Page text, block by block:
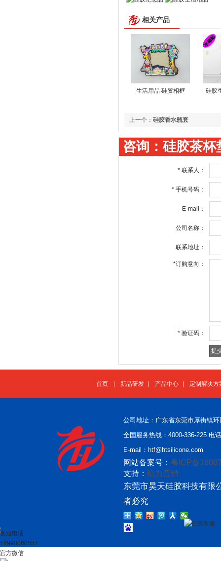
相关产品
生活用品 硅胶相框 硅胶
上一个： 硅胶香水瓶套
咨询：硅胶茶杯
* 联系人：
* 手机号码：
E-mail：
公司名称：
联系地址：
*订购意向：
* 验证码：
首页 新品研发 产品中心 定制解决方
公司地址：广东省东莞市厚街镇
全国服务热线：4000-336-225 电
E-mail：htf@htsilicone.com
网站备案号： 粤ICP备
支持： 给力营销
东莞市昊天硅胶科技有限
者必究
在线客服
客服电话
18998060557
官方微信